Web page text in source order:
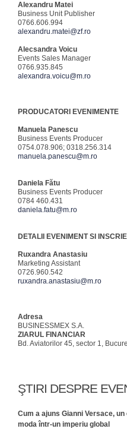
Alexandru Matei
Business Unit Publisher
0766.606.994
alexandru.matei@zf.ro
Alecsandra Voicu
Events Sales Manager
0766.935.845
alexandra.voicu@m.ro
PRODUCATORI EVENIMENTE
Manuela Panescu
Business Events Producer
0754.078.906; 0318.256.314
manuela.panescu@m.ro
Daniela Fătu
Business Events Producer
0784 460.431
daniela.fatu@m.ro
DETALII EVENIMENT SI
Ruxandra Anastasiu
Marketing Assistant
0726.960.542
ruxandra.anastasiu@m.ro
Adresa
BUSINESSMEX S.A.
ZIARUL FINANCIAR
Bd. Aviatorilor 45, sector 1,
ŞTIRI DESPRE
Cum a ajuns Gianni Versace,
moda într-un imperiu global